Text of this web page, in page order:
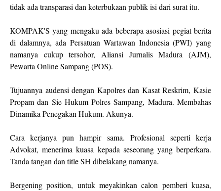
tidak ada transparasi dan keterbukaan publik isi dari surat itu.
KOMPAK'S yang mengaku ada beberapa asosiasi pegiat berita
di dalamnya, ada Persatuan Wartawan Indonesia (PWI) yang
namanya cukup tersohor, Aliansi Jurnalis Madura (AJM),
Pewarta Online Sampang (POS).
Tujuannya audensi dengan Kapolres dan Kasat Reskrim, Kasie
Propam dan Sie Hukum Polres Sampang, Madura. Membahas
Dinamika Penegakan Hukum. Akunya.
Cara kerjanya pun hampir sama. Profesional seperti kerja
Advokat, menerima kuasa kepada seseorang yang berperkara.
Tanda tangan dan title SH dibelakang namanya.
Bergening position, untuk meyakinkan calon pemberi kuasa,